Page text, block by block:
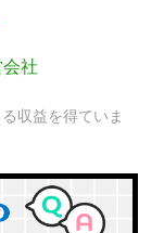
社
収益を得ていま